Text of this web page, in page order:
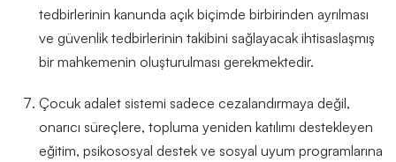
tedbirlerinin kanunda açık biçimde birbirinden ayrılması
ve güvenlik tedbirlerinin takibini sağlayacak ihtisaslaşmış
bir mahkemenin oluşturulması gerekmektedir.
Çocuk adalet sistemi sadece cezalandırmaya değil,
onarıcı süreçlere, topluma yeniden katılımı destekleyen
eğitim, psikososyal destek ve sosyal uyum programlarına